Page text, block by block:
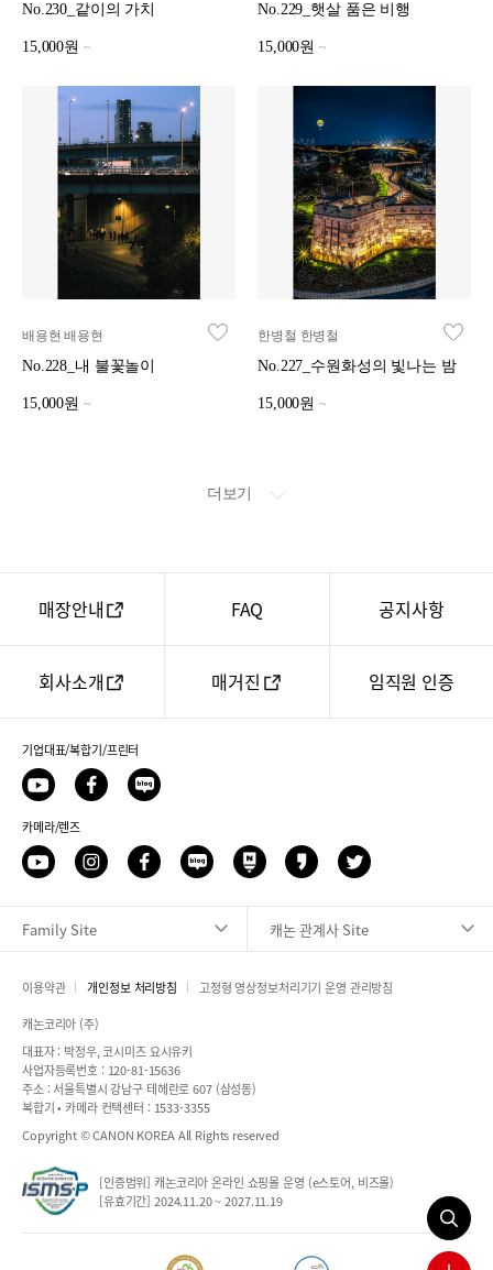
No.230_같이의 가치
15,000원 ~
No.229_햇살 품은 비행
15,000원~
배용현 배용현
No.228_내 불꽃놀이
15,000원 ~
한병철 한병철
No.227_수원화성의 빛나는 밤
15,000원~
더보기
search
popup
매장안내 FAQ 공지사항
회사소개 매거진 임직원 인증
기업대표/복합기/프린터
유
투
브
페
이
스
북
네
이
블
로
그
카메라/렌즈
유
투
브
인
스
타
그
램
페
이
스
네
이
버
로
그
네
이
버
스
트
카
카
오
스
토
리
트
위
터
Family Site 캐논 관계사 Site
이용약관 개인정보 처리방침 고정형 영상정보처리기기 운영 관리방침
캐논코리아 (주)
대표자 : 박정우, 코시미즈 요시유키
사업자등록번호 : 120-81-15636
주소 : 서울특별시 강남구 테헤란로 607 (삼성동)
복합기 • 카메라 컨택센터 : 1533-3355
Copyright © CANON KOREA All Rights reserved
[인증범위] 캐논코리아 온라인 쇼핑몰 운영 (e스토어, 비즈몰)
[유효기간] 2024.11.20 ~ 2027.11.19